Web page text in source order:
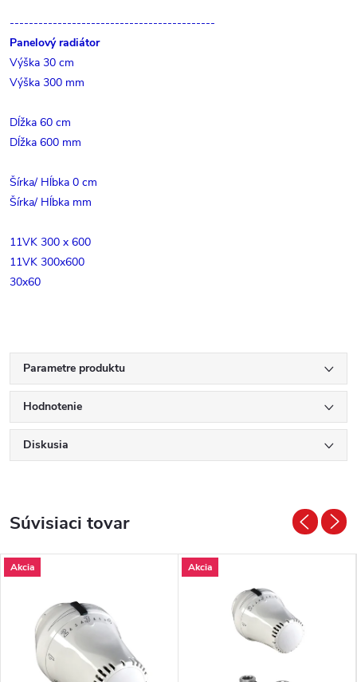
-------------------------------------------
Panelový radiátor
Výška 30 cm
Výška 300 mm
Dĺžka 60 cm
Dĺžka 600 mm
Šírka/ Hĺbka 0 cm
Šírka/ Hĺbka mm
11VK 300 x 600
11VK 300x600
30x60
Parametre produktu
Hodnotenie
Diskusia
Súvisiaci tovar
Akcia Akcia